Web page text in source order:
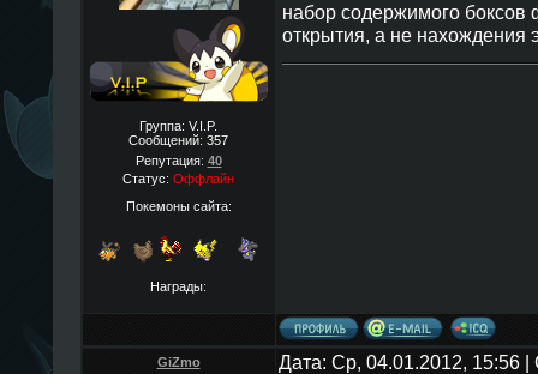
Группа: V.I.P.
Сообщений: 357
Репутация: 40
Статус: Оффлайн
Покемоны сайта:
Награды:
набор содержимого боксов
открытия, а не нахождения
GiZmo Дата: Ср, 04.01.2012, 15:56